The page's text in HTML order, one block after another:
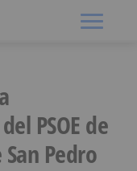
PSOE de
Pedro